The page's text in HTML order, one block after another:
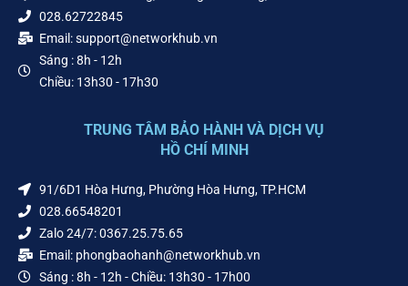
028.62722845
Email: support@networkhub.vn
Sáng : 8h - 12h
Chiều: 13h30 - 17h30
TRUNG TÂM BẢO HÀNH VÀ DỊCH VỤ
HỒ CHÍ MINH
91/6D1 Hòa Hưng, Phường Hòa Hưng, TP.HCM
028.66548201
Zalo 24/7: 0367.25.75.65
Email: phongbaohanh@networkhub.vn
Sáng : 8h - 12h - Chiều: 13h30 - 17h00